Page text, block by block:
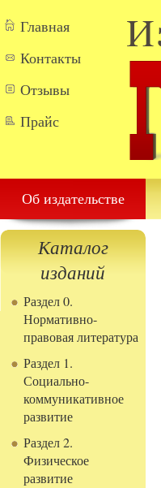
Главная
Контакты
Отзывы
Прайс
Об издательстве
Каталог
изданий
Раздел 0.
Нормативно-
правовая литература
Раздел 1.
Социально-
коммуникативное
развитие
Раздел 2.
Физическое
развитие